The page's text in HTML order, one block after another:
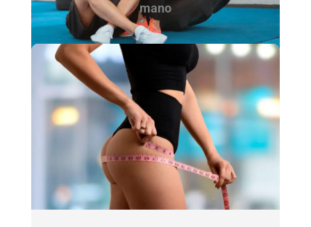
Envejecimiento muscular: diferencias entre
hombres y mujeres
Estas diferencias, mediadas por factores hormonales y
metabólicos, determinan cómo hombres y mujeres
mantienen su funcionalidad física con el paso...
mano